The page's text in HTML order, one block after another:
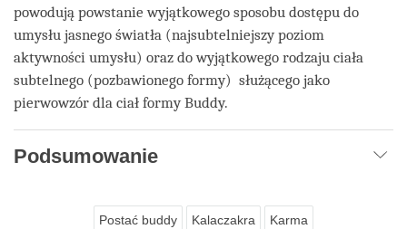
powodują powstanie wyjątkowego sposobu dostępu do
umysłu jasnego światła (najsubtelniejszy poziom
aktywności umysłu) oraz do wyjątkowego rodzaju ciała
subtelnego (pozbawionego formy) służącego jako
pierwowzór dla ciał formy Buddy.
Podsumowanie
Postać buddy Kalaczakra Karma